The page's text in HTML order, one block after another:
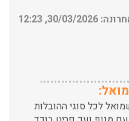
מנוף ועד פריט בודד.
02/2026, 10:42